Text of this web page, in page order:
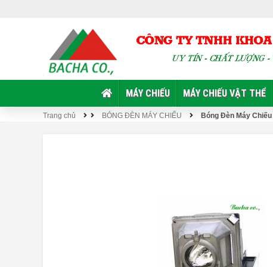
MÁY CHIẾU MÁY CHIẾU VẬT THỂ
Trang chủ BÓNG ĐÈN MÁY CHIẾU Bóng Đèn Máy Chiếu